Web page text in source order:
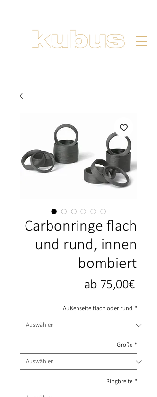
Carbonringe flach
und rund, innen
bombiert
ab 75,00€Sale-
Außenseite flach oder rund *
Größe *
Ringbreite *